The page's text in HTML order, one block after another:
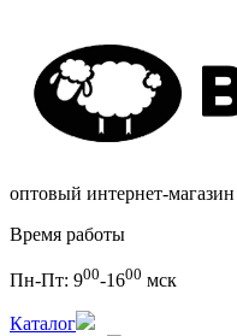
оптовый интернет-магазин
Время работы
Пн-Пт: 900-1600 мск
Каталог